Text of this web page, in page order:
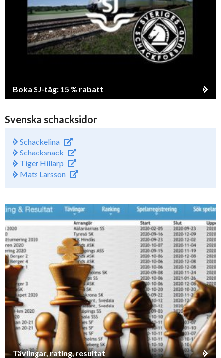
Boka SJ-tåg: 15 % rabatt
Svenska schacksidor
Schackelina
Schacksnack
Tiger Hillarp
Mats Larsson
Tävlingar, rating, resultat